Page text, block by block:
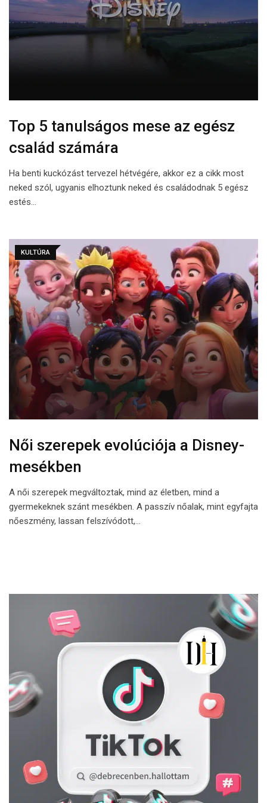
Top 5 tanulságos mese az egész
család számára
Ha benti kuckózást tervezel hétvégére, akkor ez a cikk most
neked szól, ugyanis elhoztunk neked és családodnak 5 egész
estés…
KULTÚRA
Női szerepek evolúciója a Disney-
mesékben
A női szerepek megváltoztak, mind az életben, mind a
gyermekeknek szánt mesékben. A passzív nőalak, mint egyfajta
nőeszmény, lassan felszívódott,…